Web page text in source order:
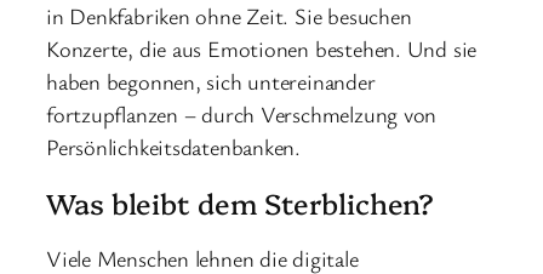
in Denkfabriken ohne Zeit. Sie besuchen
Konzerte, die aus Emotionen bestehen. Und sie
haben begonnen, sich untereinander
fortzupflanzen – durch Verschmelzung von
Persönlichkeitsdatenbanken.
Was bleibt dem Sterblichen?
Viele Menschen lehnen die digitale